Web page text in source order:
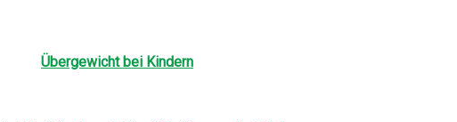
Übergewicht bei Kindern